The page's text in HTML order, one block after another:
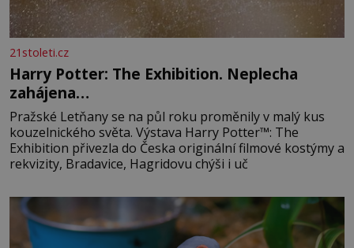
21stoleti.cz
Harry Potter: The Exhibition. Neplecha
zahájena…
Pražské Letňany se na půl roku proměnily v malý kus
kouzelnického světa. Výstava Harry Potter™: The
Exhibition přivezla do Česka originální filmové kostýmy a
rekvizity, Bradavice, Hagridovu chýši i uč